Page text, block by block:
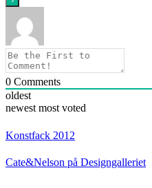
0 Comments
oldest
newest most voted
Konstfack 2012
Cate&Nelson på Designgalleriet